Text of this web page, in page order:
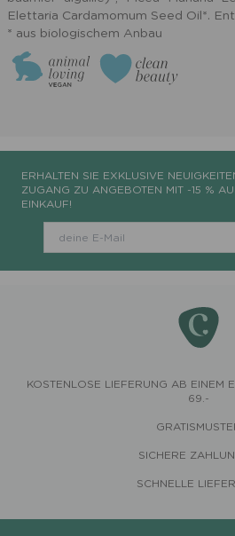
Elettaria Cardamomum Seed Oil*.
* aus biologischem Anbau
ERHALTEN SIE EXKLUSIVE
ZUGANG ZU ANGEBOTEN MIT -15 %
EINKAUF!
KOSTENLOSE LIEFERUNG AB EINEM
69.-
SICHERE
SCHNELLE